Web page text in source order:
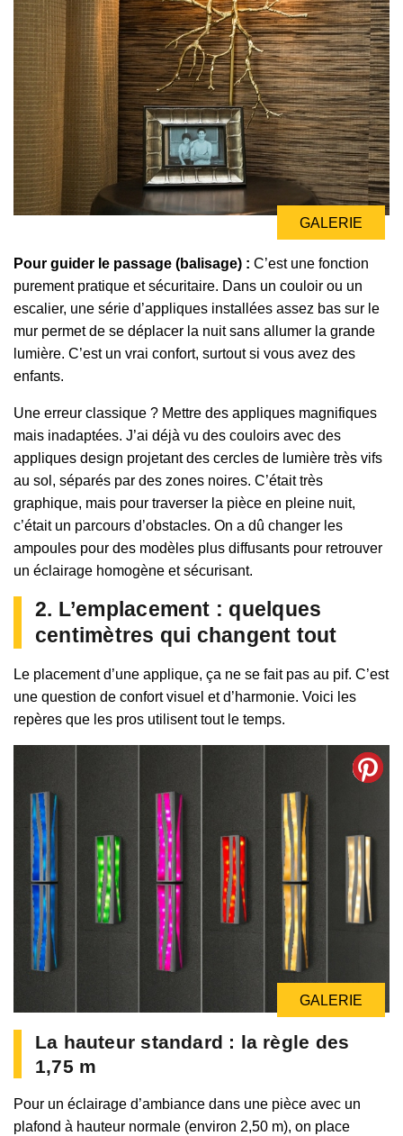
GALERIE
Pour guider le passage (balisage) : C’est une fonction
purement pratique et sécuritaire. Dans un couloir ou un
escalier, une série d’appliques installées assez bas sur le
mur permet de se déplacer la nuit sans allumer la grande
lumière. C’est un vrai confort, surtout si vous avez des
enfants.
Une erreur classique ? Mettre des appliques magnifiques
mais inadaptées. J’ai déjà vu des couloirs avec des
appliques design projetant des cercles de lumière très vifs
au sol, séparés par des zones noires. C’était très
graphique, mais pour traverser la pièce en pleine nuit,
c’était un parcours d’obstacles. On a dû changer les
ampoules pour des modèles plus diffusants pour retrouver
un éclairage homogène et sécurisant.
2. L’emplacement : quelques
centimètres qui changent tout
Le placement d’une applique, ça ne se fait pas au pif. C’est
une question de confort visuel et d’harmonie. Voici les
repères que les pros utilisent tout le temps.
GALERIE
La hauteur standard : la règle des
1,75 m
Pour un éclairage d’ambiance dans une pièce avec un
plafond à hauteur normale (environ 2,50 m), on place